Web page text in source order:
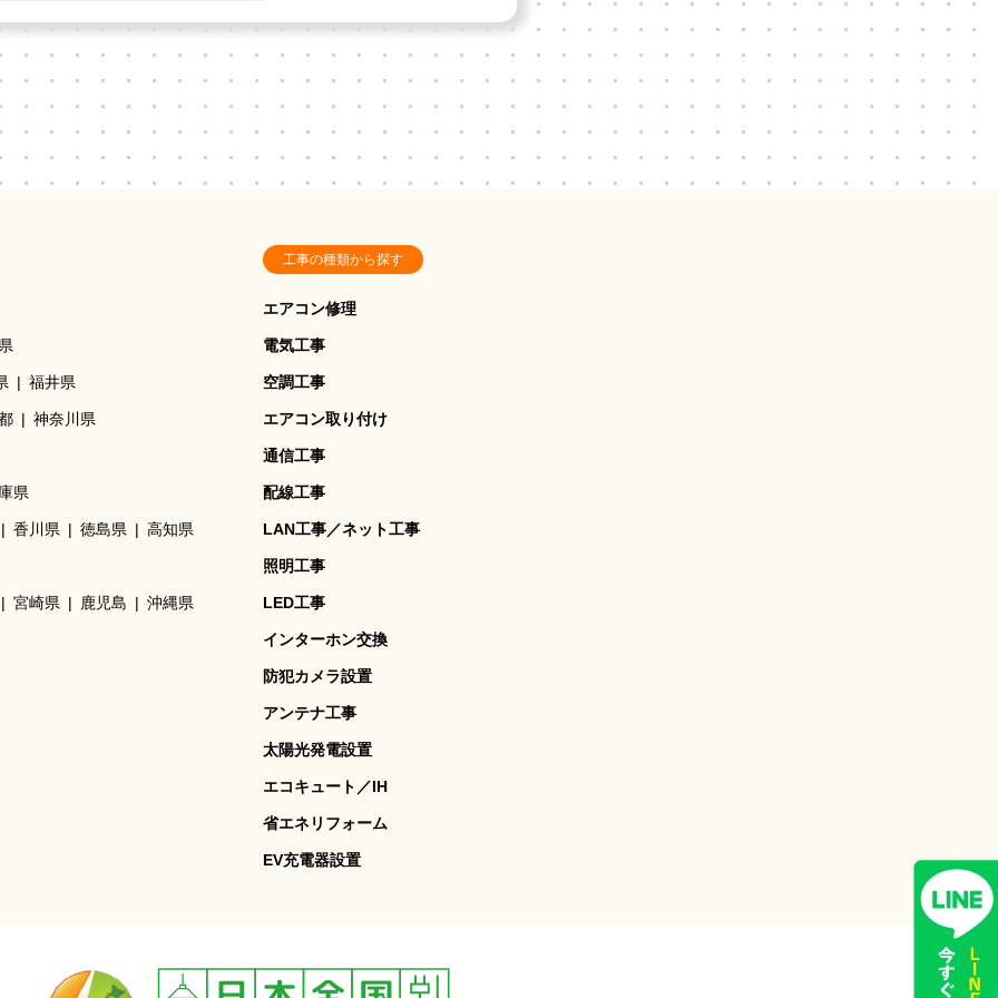
福井県
神奈川県
県
香川県 徳島県 高知県
宮崎県 鹿児島 沖縄県
工事の種類から探す
エアコン修理
電気工事
空調工事
エアコン取り付け
通信工事
配線工事
LAN工事／ネット工事
照明工事
LED工事
インターホン交換
防犯カメラ設置
アンテナ工事
太陽光発電設置
エコキュート／IH
省エネリフォーム
EV充電器設置